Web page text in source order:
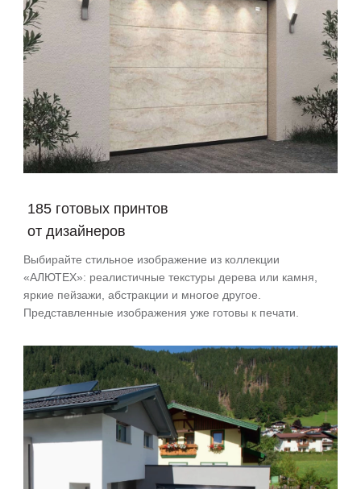
185 готовых принтов
от дизайнеров
Выбирайте стильное изображение из коллекции
«АЛЮТЕХ»: реалистичные текстуры дерева или камня,
яркие пейзажи, абстракции и многое другое.
Представленные изображения уже готовы к печати.